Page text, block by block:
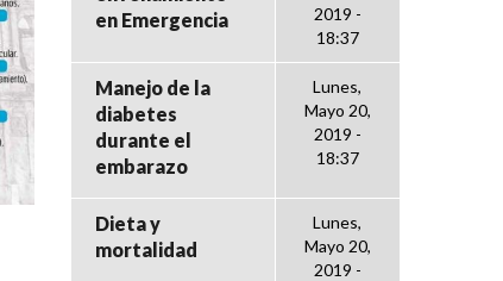
en Emergencia
2019 -
18:37
Manejo de la
diabetes
durante el
embarazo
Lunes,
Mayo 20,
2019 -
18:37
Dieta y
mortalidad
Lunes,
Mayo 20,
2019 -